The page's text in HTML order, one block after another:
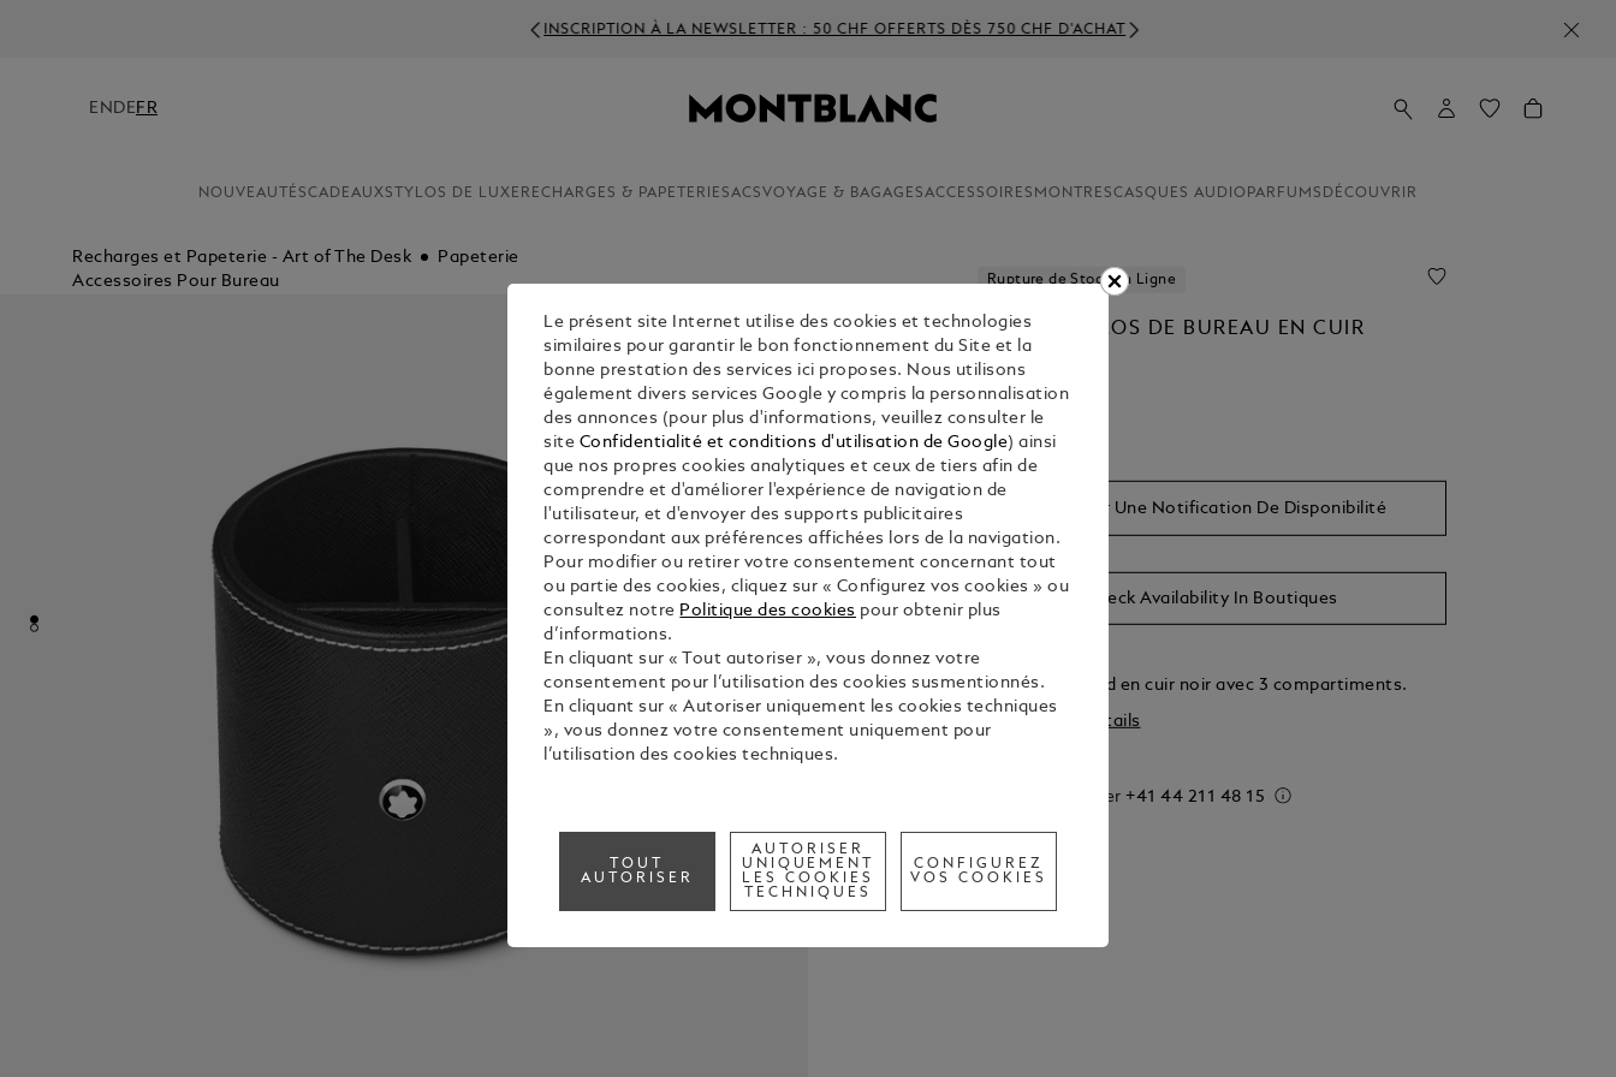
INSCRIPTION À LA NEWSLETTER : 50 CHF OFFERTS DÈS 750 CHF D'ACHAT
EN DE FR
NOUVEAUTÉSCADEAUXSTYLOS DE LUXE RECHARGES & PAPETERIESACSVOYAGE & BAGAGESACCESSOIRES MONTRESCASQUES AUDIO PARFUMS DÉCOUVRIR
Recharges et Papeterie - Art of The Desk
Papeterie
Accessoires Pour Bureau
Rupture de Stock en Ligne
PORTE-STYLOS DE BUREAU EN CUIR
SARTORIAL
CHF 330.00
Recevoir Une Notification De Disponibilité
Check Availability In Boutiques
Porte-stylo rond en cuir noir avec 3 compartiments.
Voir tous les détails
Call to order+41 44 211 48 15
Le présent site Internet utilise des cookies et technologies
similaires pour garantir le bon fonctionnement du Site et la
bonne prestation des services ici proposes. Nous utilisons
également divers services Google y compris la personnalisation
des annonces (pour plus d'informations, veuillez consulter le
site Confidentialité et conditions d'utilisation de Google) ainsi
que nos propres cookies analytiques et ceux de tiers afin de
comprendre et d'améliorer l'expérience de navigation de
l'utilisateur, et d'envoyer des supports publicitaires
correspondant aux préférences affichées lors de la navigation.
Pour modifier ou retirer votre consentement concernant tout
ou partie des cookies, cliquez sur « Configurez vos cookies » ou
consultez notre Politique des cookies pour obtenir plus
d’informations.
En cliquant sur « Tout autoriser », vous donnez votre
consentement pour l’utilisation des cookies susmentionnés.
En cliquant sur « Autoriser uniquement les cookies techniques
», vous donnez votre consentement uniquement pour
l’utilisation des cookies techniques.
TOUT
AUTORISER
AUTORISER
UNIQUEMENT
LES COOKIES
TECHNIQUES
CONFIGUREZ
VOS COOKIES